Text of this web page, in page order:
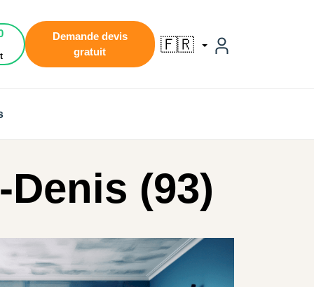
Demande devis
gratuit
🇫🇷
(93)